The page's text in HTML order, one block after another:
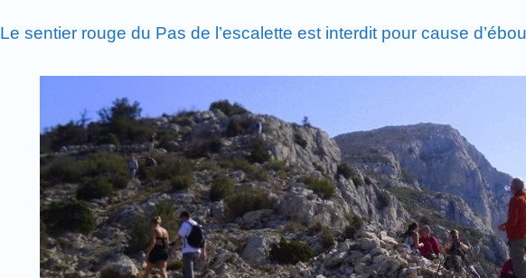
Le sentier rouge du Pas de l’escalette est interdit pour cause